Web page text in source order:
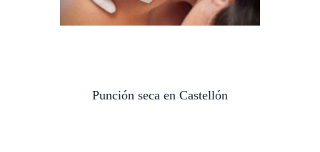
Punción seca en Castellón